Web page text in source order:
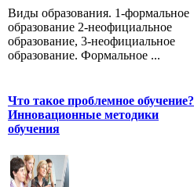
Виды образования. 1-формальное
образование 2-неофициальное
образование, 3-неофициальное
образование. Формальное ...
Что такое проблемное обучение?
Инновационные методики
обучения